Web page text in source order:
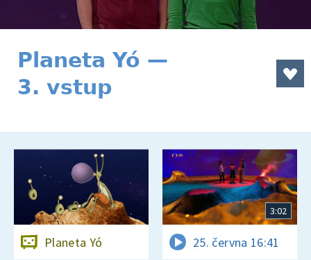
Planeta Yó —
3. vstup
Planeta Yó
3:02
25. června 16:41